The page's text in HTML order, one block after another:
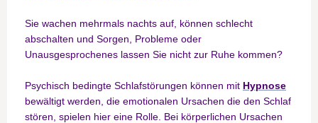
Sie wachen mehrmals nachts auf, können schlecht
abschalten und Sorgen, Probleme oder
Unausgesprochenes lassen Sie nicht zur Ruhe kommen?
Psychisch bedingte Schlafstörungen können mit Hypnose
bewältigt werden, die emotionalen Ursachen die den Schlaf
stören, spielen hier eine Rolle. Bei körperlichen Ursachen